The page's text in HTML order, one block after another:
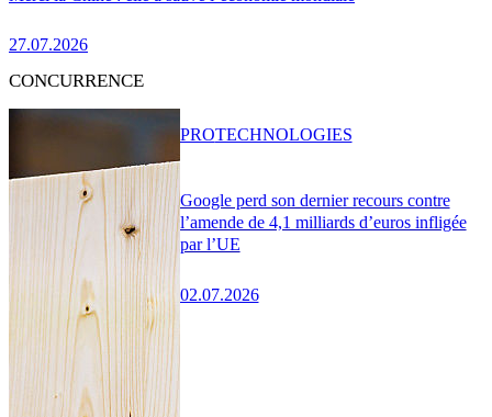
27.07.2026
CONCURRENCE
Google perd son dernier recours contre
l’amende de 4,1 milliards d’euros infligée
par l’UE
02.07.2026
PROTECHNOLOGIES